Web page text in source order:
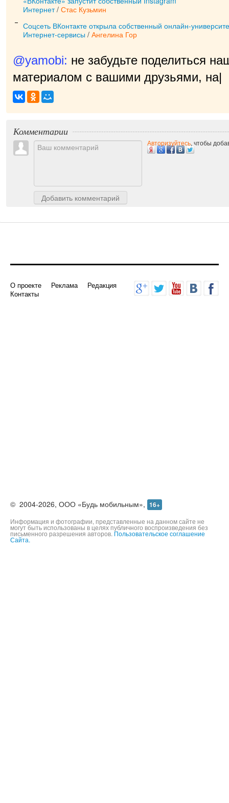
Интернет/ Стас Кузьмин
Соцсеть ВКонтакте открыла собственный онлайн-
Интернет-сервисы / Ангелина Гор
@yamobi: не забудьте поделиться
материалом с вашими друзьями,
Комментарии
Добавить комментарий
Авторизуйтесь, чтобы
О проекте Реклама
Редакция
Контакты
© 2004-2026, ООО «Будь мобильным», 16+
Информация и фотографии, представленные на данном сайте не
могут быть использованы в целях публичного воспроизведения без
письменного разрешения авторов. Пользовательское соглашение
Сайта.